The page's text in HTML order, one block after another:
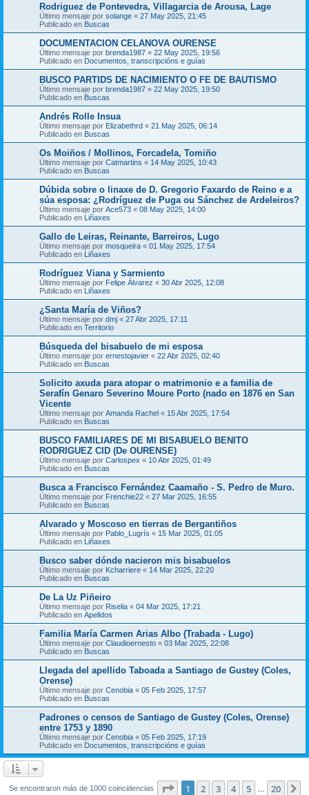
Rodriguez de Pontevedra, Villagarcia de Arousa, Lage
Último mensaje por solange « 27 May 2025, 21:45
Publicado en Buscas
DOCUMENTACION CELANOVA OURENSE
Último mensaje por brenda1987 « 22 May 2025, 19:56
Publicado en Documentos, transcripcións e guías
BUSCO PARTIDS DE NACIMIENTO O FE DE BAUTISMO
Último mensaje por brenda1987 « 22 May 2025, 19:50
Publicado en Buscas
Andrés Rolle Insua
Último mensaje por Elizabethrd « 21 May 2025, 06:14
Publicado en Buscas
Os Moiños / Mollinos, Forcadela, Tomiño
Último mensaje por Catmartins « 14 May 2025, 10:43
Publicado en Buscas
Dúbida sobre o linaxe de D. Gregorio Faxardo de Reino e a
súa esposa: ¿Rodríguez de Puga ou Sánchez de Ardeleiros?
Último mensaje por Ace573 « 08 May 2025, 14:00
Publicado en Liñaxes
Gallo de Leiras, Reinante, Barreiros, Lugo
Último mensaje por mosqueira « 01 May 2025, 17:54
Publicado en Liñaxes
Rodríguez Viana y Sarmiento
Último mensaje por Felipe Álvarez « 30 Abr 2025, 12:08
Publicado en Liñaxes
¿Santa María de Viños?
Último mensaje por dmj « 27 Abr 2025, 17:11
Publicado en Territorio
Búsqueda del bisabuelo de mi esposa
Último mensaje por ernestojavier « 22 Abr 2025, 02:40
Publicado en Buscas
Solicito axuda para atopar o matrimonio e a familia de
Serafín Genaro Severino Moure Porto (nado en 1876 en San
Vicente
Último mensaje por Amanda Rachel « 15 Abr 2025, 17:54
Publicado en Buscas
BUSCO FAMILIARES DE MI BISABUELO BENITO
RODRIGUEZ CID (De OURENSE)
Último mensaje por Carlospex « 10 Abr 2025, 01:49
Publicado en Buscas
Busca a Francisco Fernández Caamaño - S. Pedro de Muro.
Último mensaje por Frenchie22 « 27 Mar 2025, 16:55
Publicado en Buscas
Alvarado y Moscoso en tierras de Bergantiños
Último mensaje por Pablo_Lugrís « 15 Mar 2025, 01:05
Publicado en Liñaxes
Busco saber dónde nacieron mis bisabuelos
Último mensaje por Kcharriere « 14 Mar 2025, 22:20
Publicado en Buscas
De La Uz Piñeiro
Último mensaje por Riselia « 04 Mar 2025, 17:21
Publicado en Apelidos
Familia María Carmen Arias Albo (Trabada - Lugo)
Último mensaje por Claudioernesto « 03 Mar 2025, 22:08
Publicado en Buscas
Llegada del apellido Taboada a Santiago de Gustey (Coles,
Orense)
Último mensaje por Cenobia « 05 Feb 2025, 17:57
Publicado en Buscas
Padrones o censos de Santiago de Gustey (Coles, Orense)
entre 1753 y 1890
Último mensaje por Cenobia « 05 Feb 2025, 17:19
Publicado en Documentos, transcripcións e guías
Se encontraron más de 1000 coincidencias Página de 20
1 2 3 4 5 20